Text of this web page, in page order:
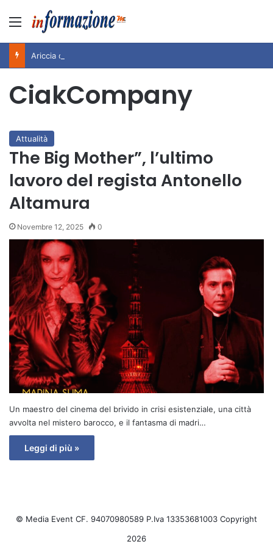
Menu
CiakCompany
Attualità
The Big Mother”, l’ultimo
lavoro del regista Antonello
Altamura
Novembre 12, 2025 0
Un maestro del cinema del brivido in crisi esistenziale, una città
avvolta nel mistero barocco, e il fantasma di madri…
Leggi di più »
© Media Event CF. 94070980589 P.Iva 13353681003 Copyright
2026